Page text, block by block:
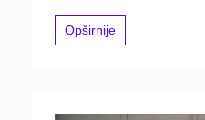
Opširnije